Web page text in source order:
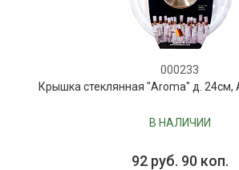
000233
Крышка стеклянная "Aroma" д. 24см,
В НАЛИЧИИ
92 руб. 90 коп.